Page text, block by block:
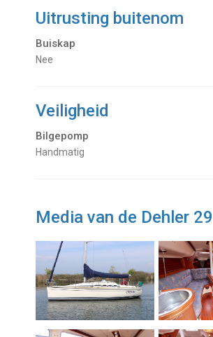
Uitrusting buitenom
Buiskap
Nee
Veiligheid
Bilgepomp
Handmatig
Media van de Dehler 29